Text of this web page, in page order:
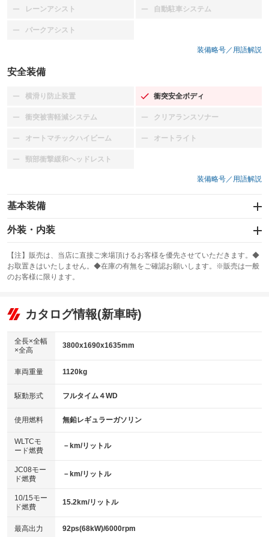
レーンアシスト
：装備なし 自動駐車システム
：装備なし
パークアシスト
：装備なし
装備略号／用語解説
安全装備
横滑り防止装置
：装備なし 衝突安全ボディ
：装備あり
衝突被害軽減システム
：装備なし クリアランスソナー
：装備なし
オートマチックハイビーム
：装備なし オートライト
：装備なし
頸部衝撃緩和ヘッドレスト
：装備なし
装備略号／用語解説
基本装備
エアバッグ：運転席/助手席
：装備あり
：装備なし
サンルーフ
：装備なし ABS
リフトアップ
：装備なし
：装備なし
パワーウィンドウ
アイドリングストップ
：装備なし
USB入力端子
：装備なし
100V電源
：装備なし
センターデフロック
：装備なし
電動格納ミラー
：装備なし
外装・内装
カーナビ：HDDナビ
：装備あり
TV：フルセグ
：装備あり
ビジュアル：-／DVD再生
：装備あり
アルミホイール：15インチ
：装備あり
HID(キセノンライト)
バックカメラ
エアロ
：装備なし
ローダウン
：装備なし
ベンチシート
：装備なし
チップアップシート
：装備なし
【注】販売は、当店に直接ご来場頂けるお客様を優先させていただきます。◆
お取置きはいたしません。◆在庫の有無をご確認お願いします。※販売は一般
のお客様に限ります。
カタログ情報(新車時)
全長×全幅
×全高
3800x1690x1635mm
車両重量 1120kg
駆動形式 フルタイム４WD
使用燃料 無鉛レギュラーガソリン
WLTCモ
ード燃費
－km/リットル
JC08モー
ド燃費
－km/リットル
10/15モー
ド燃費
15.2km/リットル
最高出力 92ps(68kW)/6000rpm